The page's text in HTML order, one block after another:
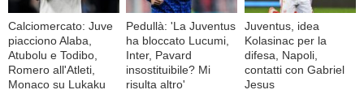
Calciomercato: Juve
piacciono Alaba,
Atubolu e Todibo,
Romero all'Atleti,
Monaco su Lukaku
Pedullà: 'La Juventus
ha bloccato Lucumi,
Inter, Pavard
insostituibile? Mi
risulta altro'
Juventus, idea
Kolasinac per la
difesa, Napoli,
contatti con Gabriel
Jesus